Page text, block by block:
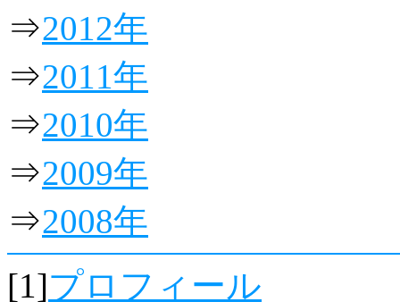
⇒2012年
⇒2011年
⇒2010年
⇒2009年
⇒2008年
[1]プロフィール